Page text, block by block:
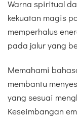
Warna spiritual
kekuatan magis
memperhalus
pada jalur yang
Memahami
membantu
yang sesuai
Keseimbangan